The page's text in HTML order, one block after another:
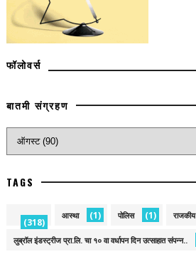
फॉलोवर्स
बातमी संग्रहण
TAGS
(318)
आस्था (1) पोलिस (1) राजकीय
लुब्रॉल इंडस्ट्रीज प्रा.लि. चा १० वा वर्धापन दिन उत्साहात संपन्न..